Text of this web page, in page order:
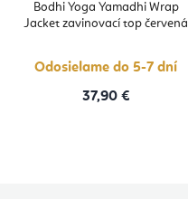
Bodhi Yoga Yamadhi Wrap
Jacket zavinovací top červená
Odosielame do 5-7 dní
37,90 €